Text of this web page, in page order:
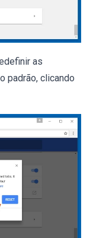
as
padrão, clicando